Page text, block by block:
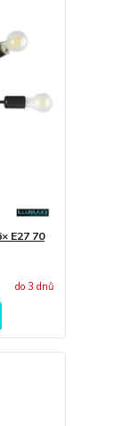
E27 70
do 3 dnů